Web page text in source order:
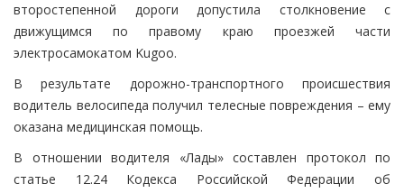
второстепенной дороги допустила столкновение с
движущимся по правому краю проезжей части
электросамокатом Kugoo.
В результате дорожно-транспортного происшествия
водитель велосипеда получил телесные повреждения – ему
оказана медицинская помощь.
В отношении водителя «Лады» составлен протокол по
статье 12.24 Кодекса Российской Федерации об